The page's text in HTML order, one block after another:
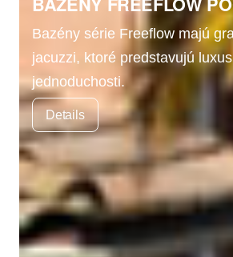
Bazény série Freeflow majú
jacuzzi, ktoré predstavujú
jednoduchosti.
Details